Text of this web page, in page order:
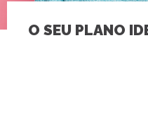
O SEU PLANO